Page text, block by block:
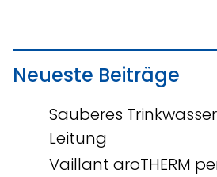
Neueste Beiträge
Sauberes
Leitung
Vaillant aroTHERM